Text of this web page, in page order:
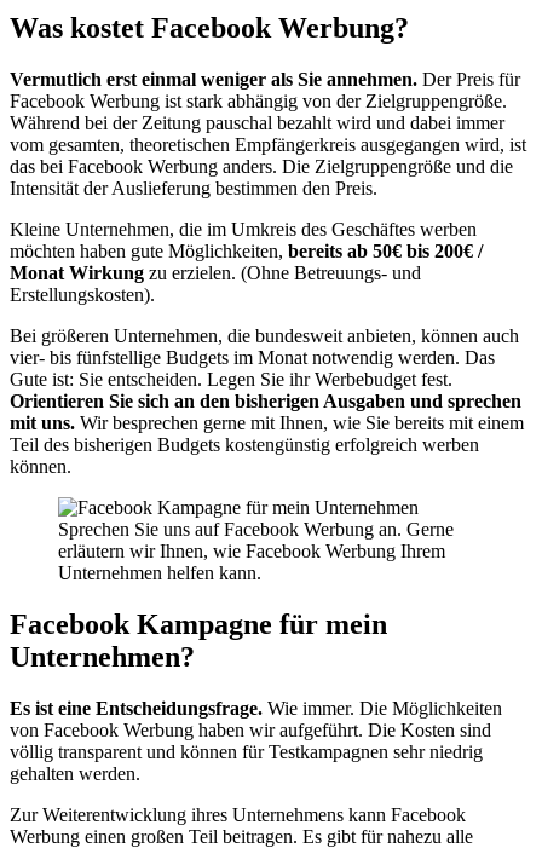
Was kostet Facebook Werbung?
Vermutlich erst einmal weniger als Sie annehmen. Der Preis für
Facebook Werbung ist stark abhängig von der Zielgruppengröße.
Während bei der Zeitung pauschal bezahlt wird und dabei immer
vom gesamten, theoretischen Empfängerkreis ausgegangen wird, ist
das bei Facebook Werbung anders. Die Zielgruppengröße und die
Intensität der Auslieferung bestimmen den Preis.
Kleine Unternehmen, die im Umkreis des Geschäftes werben
möchten haben gute Möglichkeiten, bereits ab 50€ bis 200€ /
Monat Wirkung zu erzielen. (Ohne Betreuungs- und
Erstellungskosten).
Bei größeren Unternehmen, die bundesweit anbieten, können auch
vier- bis fünfstellige Budgets im Monat notwendig werden. Das
Gute ist: Sie entscheiden. Legen Sie ihr Werbebudget fest.
Orientieren Sie sich an den bisherigen Ausgaben und sprechen
mit uns. Wir besprechen gerne mit Ihnen, wie Sie bereits mit einem
Teil des bisherigen Budgets kostengünstig erfolgreich werben
können.
Sprechen Sie uns auf Facebook Werbung an. Gerne
erläutern wir Ihnen, wie Facebook Werbung Ihrem
Unternehmen helfen kann.
Facebook Kampagne für mein
Unternehmen?
Es ist eine Entscheidungsfrage. Wie immer. Die Möglichkeiten
von Facebook Werbung haben wir aufgeführt. Die Kosten sind
völlig transparent und können für Testkampagnen sehr niedrig
gehalten werden.
Zur Weiterentwicklung ihres Unternehmens kann Facebook
Werbung einen großen Teil beitragen. Es gibt für nahezu alle